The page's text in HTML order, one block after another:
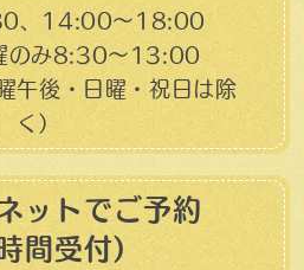
、14:00～18:00
のみ8:30〜13:00
午後・日曜・祝日は除
く）
ットでご予約
受付）